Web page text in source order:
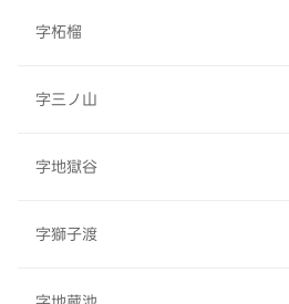
字柘榴
字三ノ山
字地獄谷
字獅子渡